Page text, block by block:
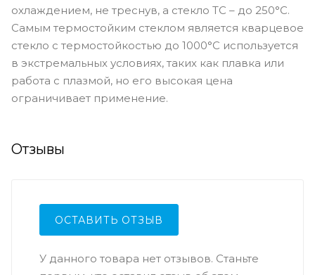
охлаждением, не треснув, а стекло ТС – до 250°C.
Самым термостойким стеклом является кварцевое
стекло с термостойкостью до 1000°C используется
в экстремальных условиях, таких как плавка или
работа с плазмой, но его высокая цена
ограничивает применение.
Отзывы
ОСТАВИТЬ ОТЗЫВ
У данного товара нет отзывов. Станьте